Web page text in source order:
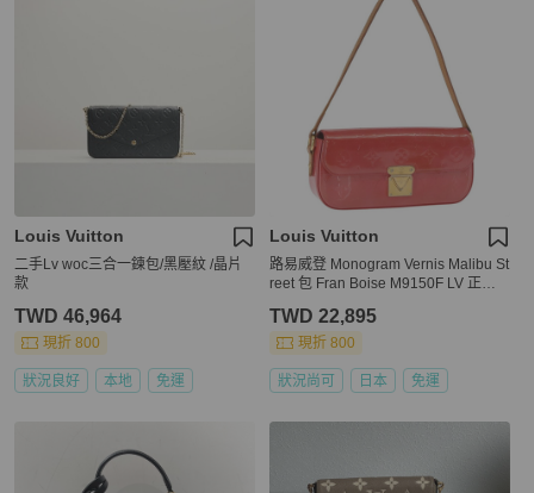
Louis Vuitton
二手Lv woc三合一鍊包/黑壓紋 /晶片
款
TWD 46,964
現折 800
狀況良好 本地 免運
Louis Vuitton
路易威登 Monogram Vernis Malibu St
reet 包 Fran Boise M9150F LV 正品 1
TWD 22,895
現折 800
狀況尚可 日本 免運